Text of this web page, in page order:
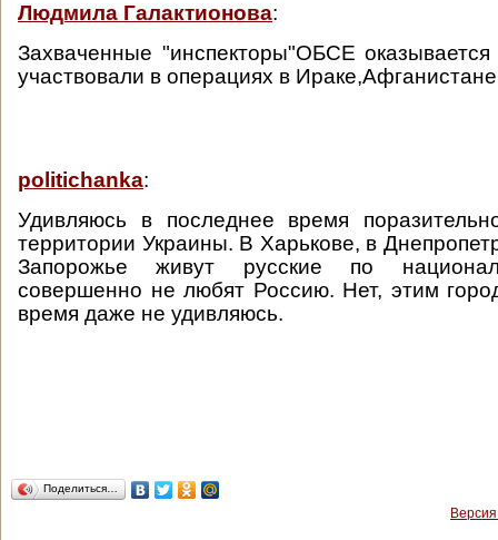
Людмила Галактионова:
Захваченные "инспекторы"ОБСЕ оказывается
участвовали в операциях в
politichanka:
Удивляюсь в последнее время
территории Украины. В Харькове, в
Запорожье живут русские по
совершенно не любят Россию. Нет, этим
время даже не удивляюсь.
Поделиться…